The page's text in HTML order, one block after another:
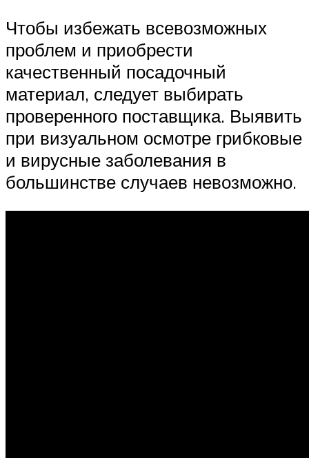
Чтобы избежать всевозможных
проблем и приобрести
качественный посадочный
материал, следует выбирать
проверенного поставщика. Выявить
при визуальном осмотре грибковые
и вирусные заболевания в
большинстве случаев невозможно.